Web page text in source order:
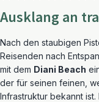
Ausklang an
Nach den staubigen
Reisenden nach
mit dem Diani Beach
der für seinen feinen,
Infrastruktur bekannt